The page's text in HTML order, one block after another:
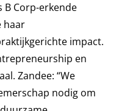
B Corp-erkende
haar
impact.
en
Zandee: “We
nodig om